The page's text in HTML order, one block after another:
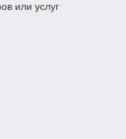
или услуг